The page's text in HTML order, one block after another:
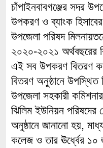
চাঁপাইনবাবগঞ্জের সদর
উপকরণ ও ব্যাংক
উপজেলা পরিষদ
২০২০-২০২১ অর্থবছরের
এই সব উপকরণ বিতরণ
বিতরণ অনুষ্ঠানে
উপজেলা সহকারী
ঝিলিম ইউনিয়ন
অনুষ্ঠানে জানানো হয়,
কলেজ ও তার ঊর্ধ্বের ১০